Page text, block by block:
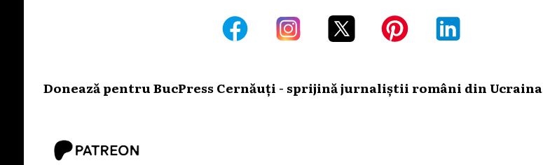
Donează pentru BucPress Cernăuți - sprijină jurnaliștii români din Ucraina